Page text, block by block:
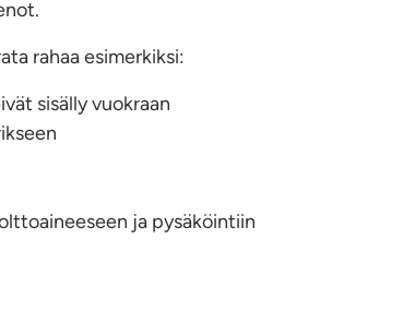
rahaa esimerkiksi:
sisälly vuokraan
ja pysäköintiin